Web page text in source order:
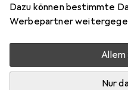
Dazu können bestimmte
Werbepartner
Allem
Nur
R-Line
Hier findest du passendes
Unterschrank R-Line aus